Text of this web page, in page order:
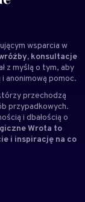
wsparcia w
konsultacje
z myślą o tym, aby
anonimową pomoc.
przechodzą
przypadkowych.
i dbałością o
Wrota to
i inspirację na co